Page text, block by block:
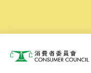
消費者委員會